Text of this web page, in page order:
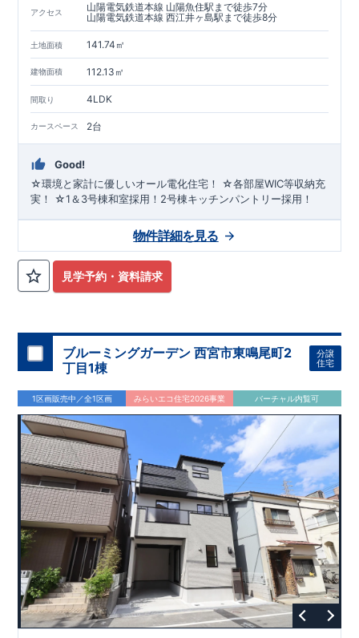
アクセス
山陽電気鉄道本線 山陽魚住駅まで徒歩7分
山陽電気鉄道本線 西江井ヶ島駅まで徒歩8分
土地面積 141.74㎡
建物面積 112.13㎡
間取り 4LDK
カースペース 2台
Good!
☆環境と家計に優しいオール電化住宅！ ☆各部屋WIC等収納充
実！ ☆1＆3号棟和室採用！2号棟キッチンパントリー採用！
見学予約・資料請求
物件詳細を見る
ブルーミングガーデン 西宮市東鳴尾町2
丁目1棟
分譲
住宅
1区画販売中／全1区画 みらいエコ住宅2026事業 バーチャル内覧可